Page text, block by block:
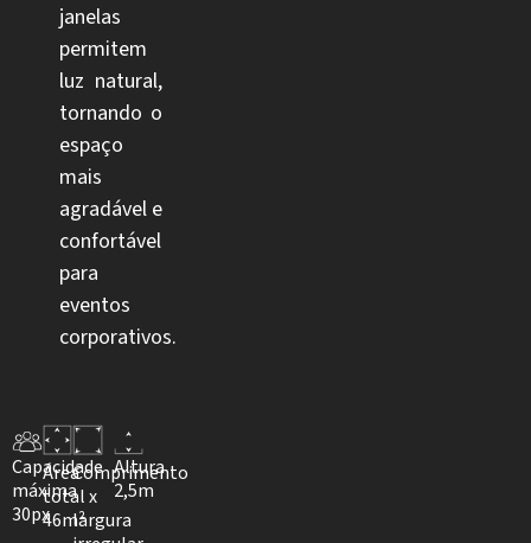
janelas
permitem
luz natural,
tornando o
espaço
mais
agradável e
confortável
para
eventos
corporativos.
Capacidade
máxima
30px​
Área
total
46m²
Comprimento
x
largura
Altura
2,5m